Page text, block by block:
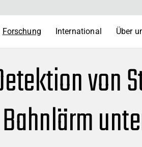
Forschung International Über
von